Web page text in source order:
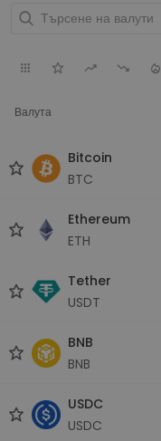
Валута
Bitcoin
BTC
Ethereum
ETH
Tether
USDT
BNB
BNB
USDC
USDC